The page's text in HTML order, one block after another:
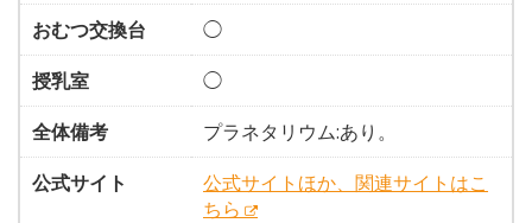
おむつ交換台
◯
授乳室
◯
全体備考
プラネタリウム:あり。
公式サイト
公式サイトほか、関連サイトはこ
ちら